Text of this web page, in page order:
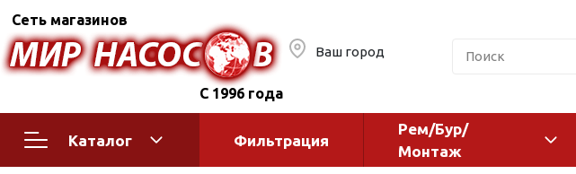
Сеть магазинов
С 1996 года
Ваш город
Каталог Фильтрация
Рем/Бур/
Монтаж